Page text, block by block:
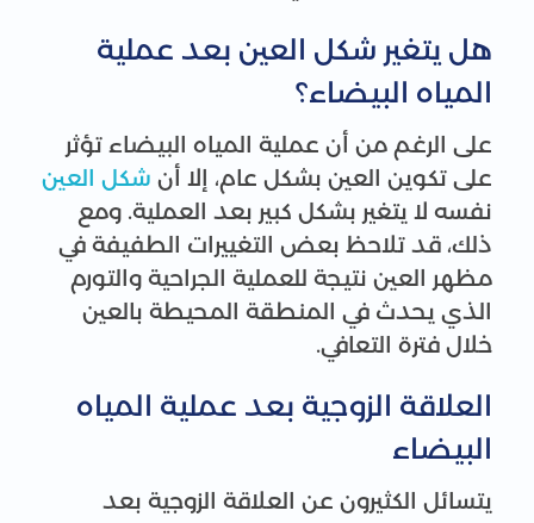
هل يتغير شكل العين بعد عملية
المياه البيضاء؟
على الرغم من أن عملية المياه البيضاء تؤثر
على تكوين العين بشكل عام، إلا أن شكل العين
نفسه لا يتغير بشكل كبير بعد العملية. ومع
ذلك، قد تلاحظ بعض التغييرات الطفيفة في
مظهر العين نتيجة للعملية الجراحية والتورم
الذي يحدث في المنطقة المحيطة بالعين
خلال فترة التعافي.
العلاقة الزوجية بعد عملية المياه
البيضاء
يتسائل الكثيرون عن العلاقة الزوجية بعد